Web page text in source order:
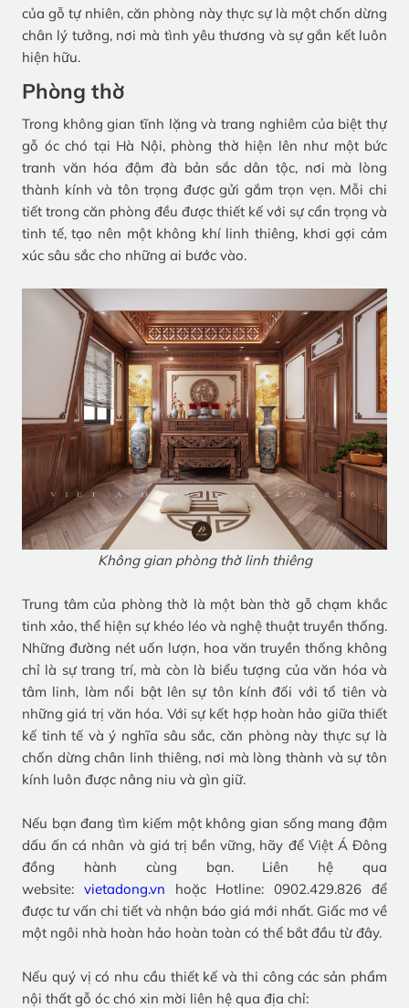
của gỗ tự nhiên, căn phòng này thực sự là một chốn dừng
chân lý tưởng, nơi mà tình yêu thương và sự gắn kết luôn
hiện hữu.
Phòng thờ
Trong không gian tĩnh lặng và trang nghiêm của biệt thự
gỗ óc chó tại Hà Nội, phòng thờ hiện lên như một bức
tranh văn hóa đậm đà bản sắc dân tộc, nơi mà lòng
thành kính và tôn trọng được gửi gắm trọn vẹn. Mỗi chi
tiết trong căn phòng đều được thiết kế với sự cẩn trọng và
tinh tế, tạo nên một không khí linh thiêng, khơi gợi cảm
xúc sâu sắc cho những ai bước vào.
Không gian phòng thờ linh thiêng
Trung tâm của phòng thờ là một bàn thờ gỗ chạm khắc
tinh xảo, thể hiện sự khéo léo và nghệ thuật truyền thống.
Những đường nét uốn lượn, hoa văn truyền thống không
chỉ là sự trang trí, mà còn là biểu tượng của văn hóa và
tâm linh, làm nổi bật lên sự tôn kính đối với tổ tiên và
những giá trị văn hóa. Với sự kết hợp hoàn hảo giữa thiết
kế tinh tế và ý nghĩa sâu sắc, căn phòng này thực sự là
chốn dừng chân linh thiêng, nơi mà lòng thành và sự tôn
kính luôn được nâng niu và gìn giữ.
Nếu bạn đang tìm kiếm một không gian sống mang đậm
dấu ấn cá nhân và giá trị bền vững, hãy để Việt Á Đông
đồng hành cùng bạn. Liên hệ qua
website: vietadong.vn hoặc Hotline: 0902.429.826 để
được tư vấn chi tiết và nhận báo giá mới nhất. Giấc mơ về
một ngôi nhà hoàn hảo hoàn toàn có thể bắt đầu từ đây.
Nếu quý vị có nhu cầu thiết kế và thi công các sản phẩm
nội thất gỗ óc chó xin mời liên hệ qua địa chỉ: